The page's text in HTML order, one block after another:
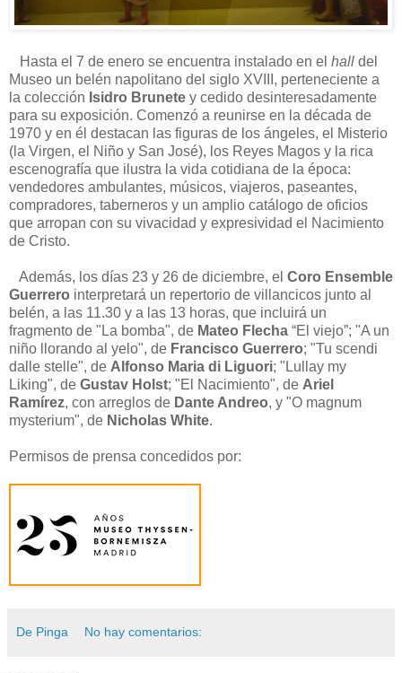
Hasta el 7 de enero se encuentra instalado en el hall del
Museo un belén napolitano del siglo XVIII, perteneciente a
la colección Isidro Brunete y cedido desinteresadamente
para su exposición. Comenzó a reunirse en la década de
1970 y en él destacan las figuras de los ángeles, el Misterio
(la Virgen, el Niño y San José), los Reyes Magos y la rica
escenografía que ilustra la vida cotidiana de la época:
vendedores ambulantes, músicos, viajeros, paseantes,
compradores, taberneros y un amplio catálogo de oficios
que arropan con su vivacidad y expresividad el Nacimiento
de Cristo.
Además, los días 23 y 26 de diciembre, el Coro Ensemble
Guerrero interpretará un repertorio de villancicos junto al
belén, a las 11.30 y a las 13 horas, que incluirá un
fragmento de "La bomba", de Mateo Flecha “El viejo”; "A un
niño llorando al yelo", de Francisco Guerrero; "Tu scendi
dalle stelle", de Alfonso Maria di Liguori; "Lullay my
Liking", de Gustav Holst; "El Nacimiento", de Ariel
Ramírez, con arreglos de Dante Andreo, y "O magnum
mysterium", de Nicholas White.
Permisos de prensa concedidos por:
De Pinga No hay comentarios: